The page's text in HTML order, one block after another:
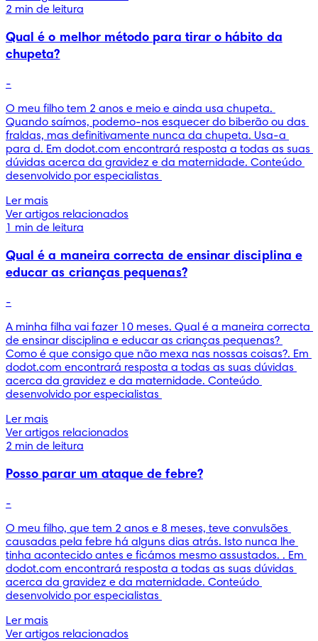
2 min de leitura
Qual é o melhor método para tirar o hábito da
chupeta?
-
O meu filho tem 2 anos e meio e ainda usa chupeta.
Quando saímos, podemo-nos esquecer do biberão ou das
fraldas, mas definitivamente nunca da chupeta. Usa-a
para d. Em dodot.com encontrará resposta a todas as suas
dúvidas acerca da gravidez e da maternidade. Conteúdo
desenvolvido por especialistas
Ler mais
Ver artigos relacionados
1 min de leitura
Qual é a maneira correcta de ensinar disciplina e
educar as crianças pequenas?
-
A minha filha vai fazer 10 meses. Qual é a maneira correcta
de ensinar disciplina e educar as crianças pequenas?
Como é que consigo que não mexa nas nossas coisas?. Em
dodot.com encontrará resposta a todas as suas dúvidas
acerca da gravidez e da maternidade. Conteúdo
desenvolvido por especialistas
Ler mais
Ver artigos relacionados
2 min de leitura
Posso parar um ataque de febre?
-
O meu filho, que tem 2 anos e 8 meses, teve convulsões
causadas pela febre há alguns dias atrás. Isto nunca lhe
tinha acontecido antes e ficámos mesmo assustados. . Em
dodot.com encontrará resposta a todas as suas dúvidas
acerca da gravidez e da maternidade. Conteúdo
desenvolvido por especialistas
Ler mais
Ver artigos relacionados